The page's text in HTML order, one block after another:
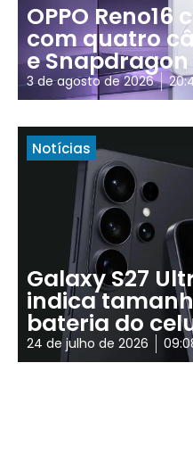
OPPO
com quatro
e Snapdragon
3 de agosto de 2026
Notícias
Galaxy S27
indica
bateria do
24 de julho de 2026